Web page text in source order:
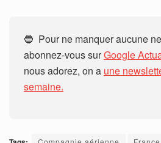
🔵 Pour ne manquer aucune
abonnez-vous surGoogle
nous adorez, on a une
semaine.